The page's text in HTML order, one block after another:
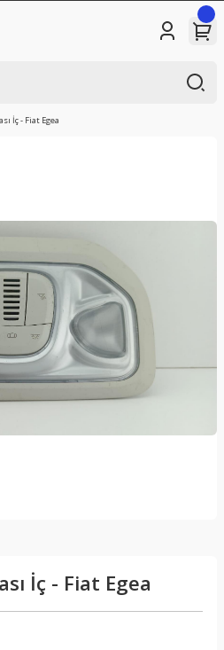
İç - Fiat Egea
İç - Fiat Egea